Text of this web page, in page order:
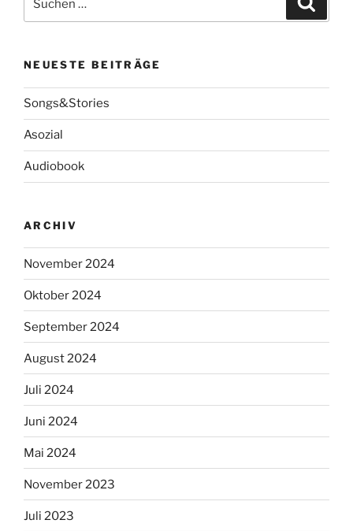
nach:
NEUESTE BEITRÄGE
Songs&Stories
Asozial
Audiobook
ARCHIV
November 2024
Oktober 2024
September 2024
August 2024
Juli 2024
Juni 2024
Mai 2024
November 2023
Juli 2023